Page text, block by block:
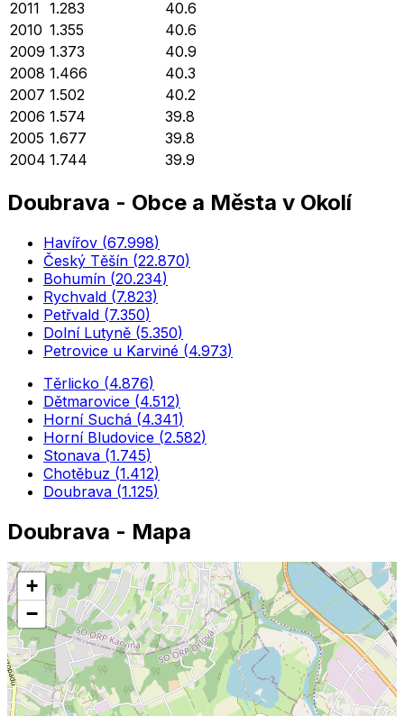
2011 1.283
40.6
2010 1.355
40.6
2009 1.373
40.9
2008 1.466
40.3
2007 1.502
40.2
2006 1.574
39.8
2005 1.677
39.8
2004 1.744 39.9
Doubrava - Obce a Města v Okolí
Havířov (67.998)
Český Těšín (22.870)
Bohumín (20.234)
Rychvald (7.823)
Petřvald (7.350)
Dolní Lutyně (5.350)
Petrovice u Karviné (4.973)
Těrlicko (4.876)
Dětmarovice (4.512)
Horní Suchá (4.341)
Horní Bludovice (2.582)
Stonava (1.745)
Chotěbuz (1.412)
Doubrava (1.125)
Doubrava - Mapa
+
−